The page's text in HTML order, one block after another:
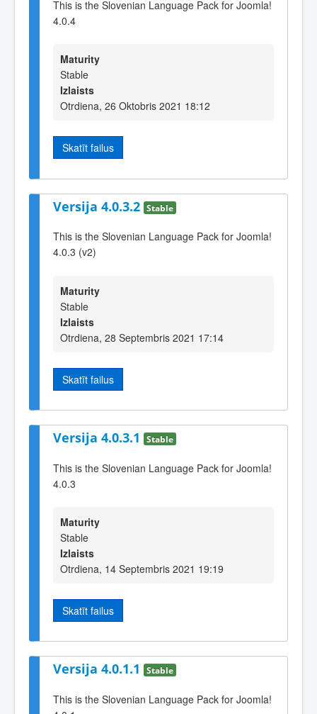
This is the Slovenian Language Pack for Joomla!
4.0.4
Maturity
Stable
Izlaists
Otrdiena, 26 Oktobris 2021 18:12
Skatīt failus
Versija 4.0.3.2 Stable
This is the Slovenian Language Pack for Joomla!
4.0.3 (v2)
Maturity
Stable
Izlaists
Otrdiena, 28 Septembris 2021 17:14
Skatīt failus
Versija 4.0.3.1 Stable
This is the Slovenian Language Pack for Joomla!
4.0.3
Maturity
Stable
Izlaists
Otrdiena, 14 Septembris 2021 19:19
Skatīt failus
Versija 4.0.1.1 Stable
This is the Slovenian Language Pack for Joomla!